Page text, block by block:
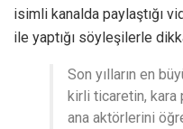
isimli kanalda paylaştığı
ile yaptığı söyleşilerle
Son yılların en
kirli ticaretin, kara
ana aktörlerini